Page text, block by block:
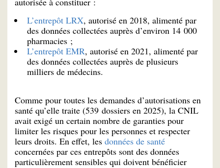
L’entrepôt LRX, autorisé en 2018, alimenté par
des données collectées auprès d’environ 14 000
pharmacies ;
L’entrepôt EMR, autorisé en 2021, alimenté par
des données collectées auprès de plusieurs
milliers de médecins.
Comme pour toutes les demandes d’autorisations en
santé qu’elle traite (539 dossiers en 2025), la CNIL
avait exigé un certain nombre de garanties pour
limiter les risques pour les personnes et respecter
leurs droits. En effet, les données de santé
concernées par ces entrepôts sont des données
particulièrement sensibles qui doivent bénéficier